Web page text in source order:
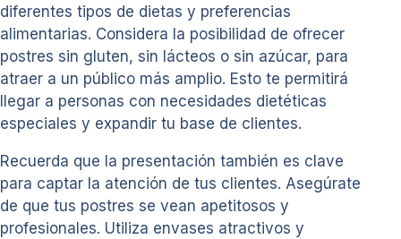
diferentes tipos de dietas y preferencias
alimentarias. Considera la posibilidad de ofrecer
postres sin gluten, sin lácteos o sin azúcar, para
atraer a un público más amplio. Esto te permitirá
llegar a personas con necesidades dietéticas
especiales y expandir tu base de clientes.
Recuerda que la presentación también es clave
para captar la atención de tus clientes. Asegúrate
de que tus postres se vean apetitosos y
profesionales. Utiliza envases atractivos y